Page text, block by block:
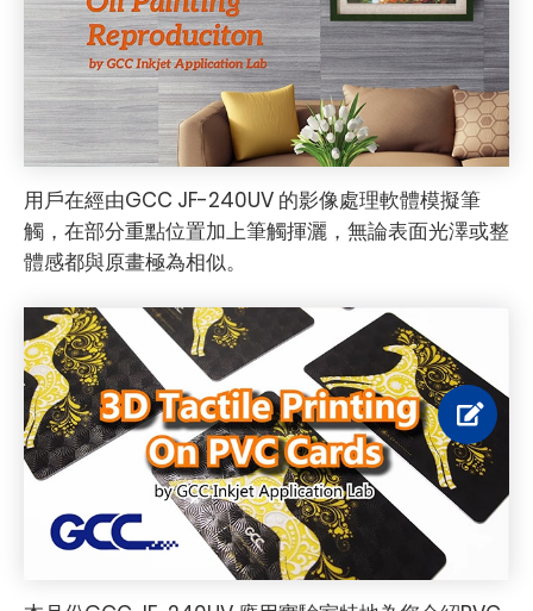
用戶在經由GCC JF-240UV 的影像處理軟體模擬筆
觸，在部分重點位置加上筆觸揮灑，無論表面光澤或整
體感都與原畫極為相似。